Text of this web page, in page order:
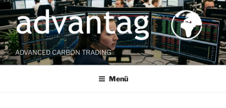
Zum
Inhalt
springen
ADVANCED CARBON TRADING
Menü